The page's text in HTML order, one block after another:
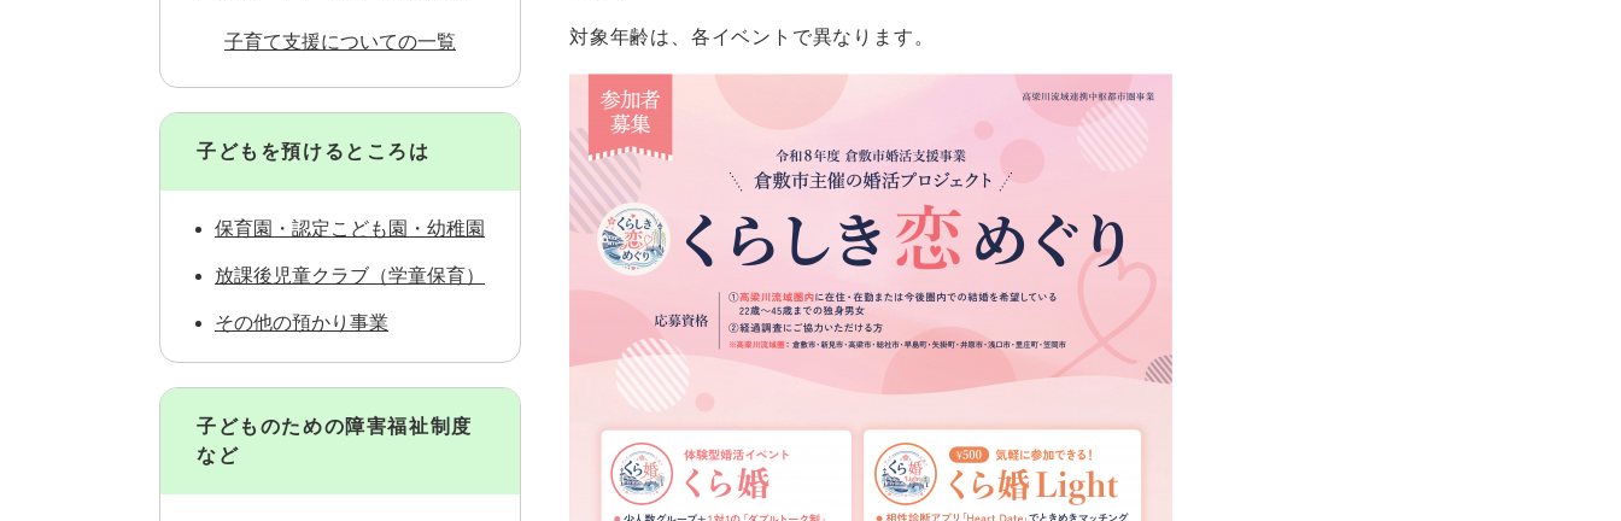
対象年齢は、各イベントで異なります。
子育て支援についての一覧
子どもを預けるところは
保育園・認定こども園・幼稚園
放課後児童クラブ（学童保育）
その他の預かり事業
子どものための障害福祉制度
など